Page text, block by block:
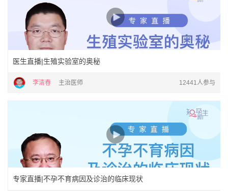
医生直播|生殖实验室的奥秘
李清春 主治医师 12441人参与
专家直播|不孕不育病因及诊治的临床现状